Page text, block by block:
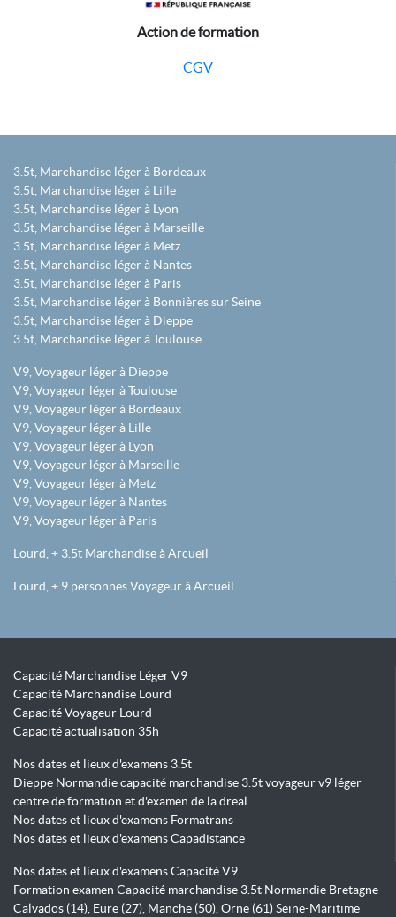
Action de formation
CGV
3.5t, Marchandise léger à Bordeaux
3.5t, Marchandise léger à Lille
3.5t, Marchandise léger à Lyon
3.5t, Marchandise léger à Marseille
3.5t, Marchandise léger à Metz
3.5t, Marchandise léger à Nantes
3.5t, Marchandise léger à Paris
3.5t, Marchandise léger à Bonnières sur Seine
3.5t, Marchandise léger à Dieppe
3.5t, Marchandise léger à Toulouse
V9, Voyageur léger à Dieppe
V9, Voyageur léger à Toulouse
V9, Voyageur léger à Bordeaux
V9, Voyageur léger à Lille
V9, Voyageur léger à Lyon
V9, Voyageur léger à Marseille
V9, Voyageur léger à Metz
V9, Voyageur léger à Nantes
V9, Voyageur léger à Paris
Lourd, + 3.5t Marchandise à Arcueil
Lourd, + 9 personnes Voyageur à Arcueil
Capacité Marchandise Léger V9
Capacité Marchandise Lourd
Capacité Voyageur Lourd
Capacité actualisation 35h
Nos dates et lieux d'examens 3.5t
Dieppe Normandie capacité marchandise 3.5t voyageur v9 léger
centre de formation et d'examen de la dreal
Nos dates et lieux d'examens Formatrans
Nos dates et lieux d'examens Capadistance
Nos dates et lieux d'examens Capacité V9
Formation examen Capacité marchandise 3.5t Normandie Bretagne
Calvados (14), Eure (27), Manche (50), Orne (61) Seine-Maritime